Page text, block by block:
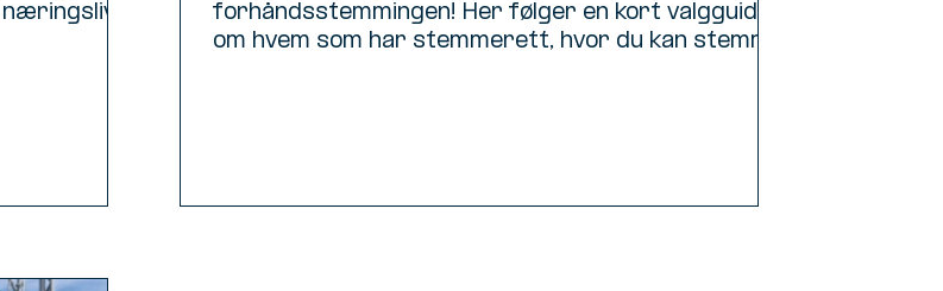
forhåndsstemmingen! Her følger en kort valgguide
om hvem som har stemmerett, hvor du kan stemme